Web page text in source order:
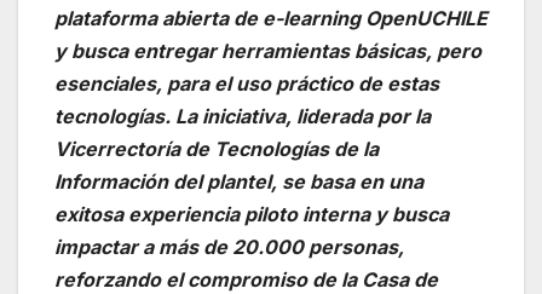
plataforma abierta de e-learning OpenUCHILE
y busca entregar herramientas básicas, pero
esenciales, para el uso práctico de estas
tecnologías. La iniciativa, liderada por la
Vicerrectoría de Tecnologías de la
Información del plantel, se basa en una
exitosa experiencia piloto interna y busca
impactar a más de 20.000 personas,
reforzando el compromiso de la Casa de